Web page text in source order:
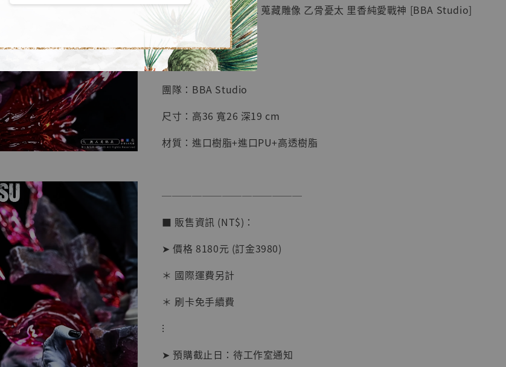
NT$ 4,280
NT$ 5,580
- +
加入購物車
【店內現貨】海賊王
系列蒐藏雕像 布魯
克達摩 [7STARS
NT$ 1,870
-
【預購】咒術迴戰 GK 蒐藏雕像 乙骨憂太 里香純愛戰神 [BBA Studio]
■ 商品資訊：
團隊：BBA Studio
尺寸：高36 寬26 深19 cm
材質：進口樹脂+進口PU+高透樹脂
──────────────
■ 販售資訊 (NT$)：
➤ 價格 8180元 (訂金3980)
＊ 國際運費另計
＊ 刷卡免手續費
⁝
➤ 預購截止日：待工作室通知